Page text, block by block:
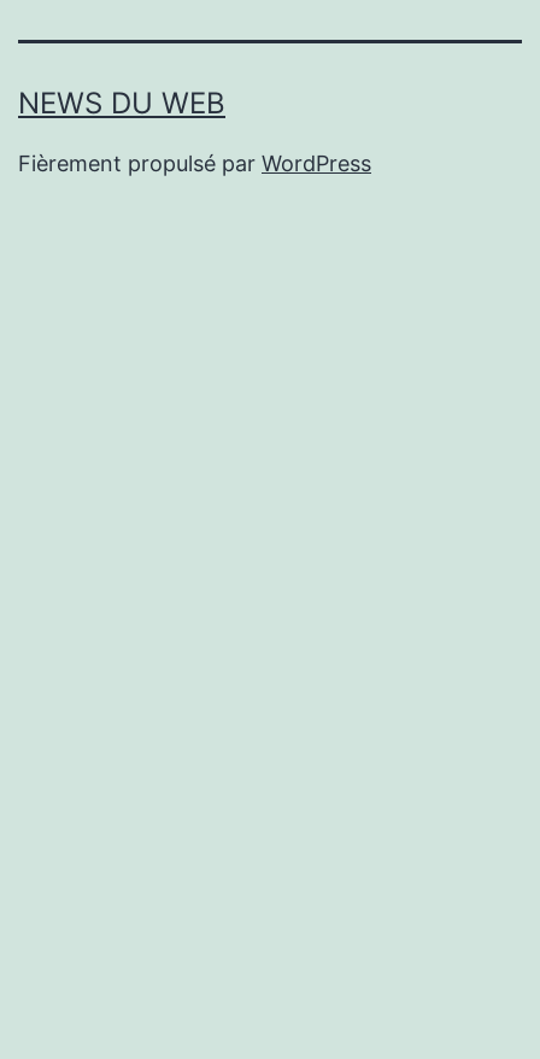
NEWS DU WEB
Fièrement propulsé par WordPress